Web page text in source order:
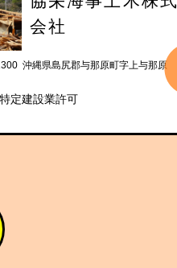
会社
沖縄県島尻郡与那原町字上与那原
定建設業許可